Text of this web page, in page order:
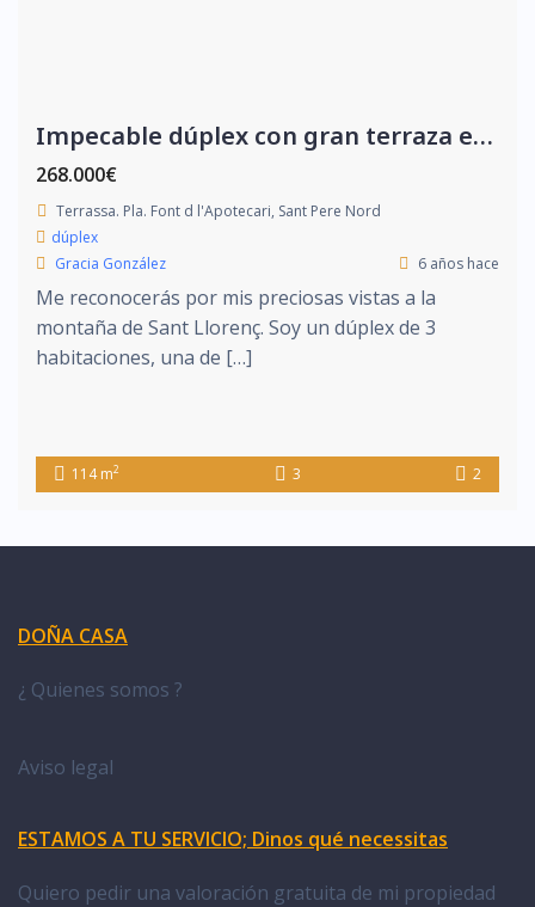
Impecable dúplex con gran terraza en Sant Pere Nord
268.000€
Terrassa. Pla. Font d l'Apotecari, Sant Pere Nord
dúplex
Gracia González
6 años hace
Me reconocerás por mis preciosas vistas a la
montaña de Sant Llorenç. Soy un dúplex de 3
habitaciones, una de […]
114 m2 3 2
DOÑA CASA
¿ Quienes somos ?
Aviso legal
ESTAMOS A TU SERVICIO; Dinos qué necessitas
Quiero pedir una valoración gratuita de mi propiedad